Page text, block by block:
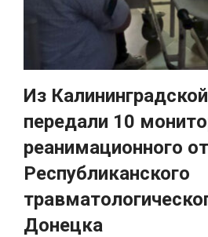
Из
передали 10
реанимационного
Республиканского
Донецка